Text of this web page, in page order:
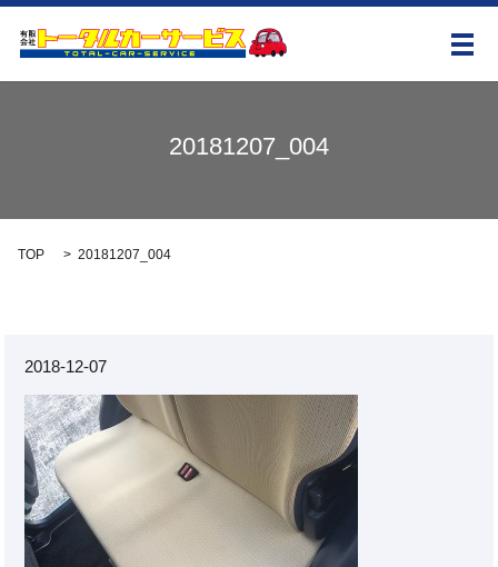
メ
20181207_004
TOP 20181207_004
2018-12-07